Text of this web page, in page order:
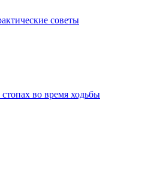
советы
во время ходьбы